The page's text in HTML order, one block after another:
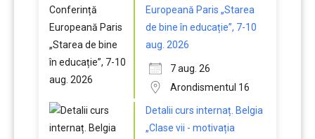
Europeană Paris „Starea
de bine în educație”, 7-10
aug. 2026
7 aug. 26
Arondismentul 16
Detalii curs internaț. Belgia
„Clase vii - motivația